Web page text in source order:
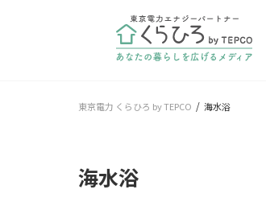
東京電力 くらひろ by TEPCO 海水浴
海水浴